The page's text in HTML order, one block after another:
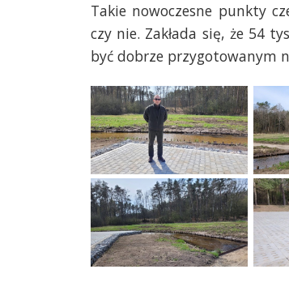
Takie nowoczesne punkty
czy nie. Zakłada się, że 54
być dobrze przygotowanym